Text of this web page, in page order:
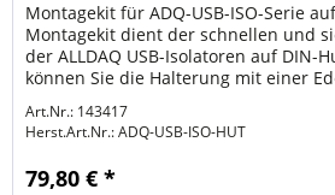
Montagekit für ADQ-USB-ISO-Serie
Montagekit dient der schnellen und
der ALLDAQ USB-Isolatoren auf DIN-
können Sie die Halterung mit einer
Art.Nr.: 143417
Herst.Art.Nr.:ADQ-USB-ISO-HUT
79,80 € *